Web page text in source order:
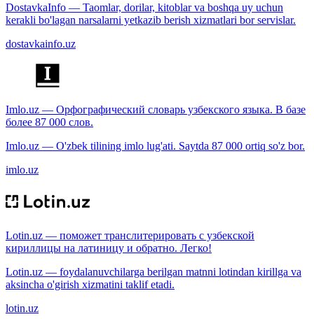
DostavkaInfo — Taomlar, dorilar, kitoblar va boshqa uy uchun
kerakli bo'lagan narsalarni yetkazib berish xizmatlari bor servislar.
dostavkainfo.uz
Imlo.uz — Орфографический словарь узбекского языка. В базе
более 87 000 слов.
Imlo.uz — O'zbek tilining imlo lug'ati. Saytda 87 000 ortiq so'z bor.
imlo.uz
Lotin.uz — поможет транслитерировать с узбекской
кириллицы на латиницу и обратно. Легко!
Lotin.uz — foydalanuvchilarga berilgan matnni lotindan kirillga va
aksincha o'girish xizmatini taklif etadi.
lotin.uz